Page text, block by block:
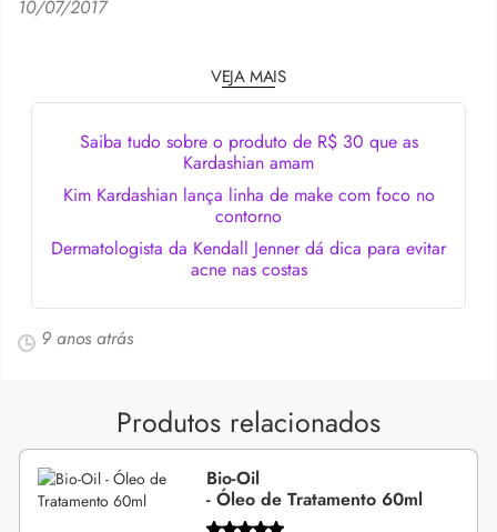
10/07/2017
VEJA MAIS
Saiba tudo sobre o produto de R$ 30 que as
Kardashian amam
Kim Kardashian lança linha de make com foco no
contorno
Dermatologista da Kendall Jenner dá dica para evitar
acne nas costas
9 anos atrás
Produtos relacionados
Bio-Oil
- Óleo de Tratamento 60ml